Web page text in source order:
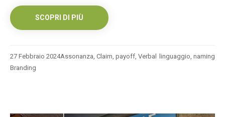
SCOPRI DI PIÙ
27 Febbraio 2024 linguaggio, naming
Assonanza, Claim, payoff, Verbal
Branding